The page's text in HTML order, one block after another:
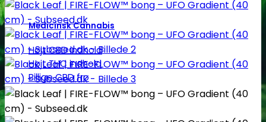
Medicinsk Cannabis
Højt CBD indhold
Højt THC indhold
Billige CBD frø